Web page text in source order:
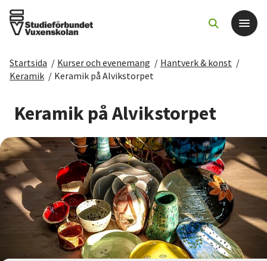
Det här gör vi
För dig som
Sök kurser och evenemang
Om SV
Starta studiecirkel
Cirkelledare
Startsida / Kurser och evenemang / Hantverk & konst /
Keramik / Keramik på Alvikstorpet
Keramik på Alvikstorpet